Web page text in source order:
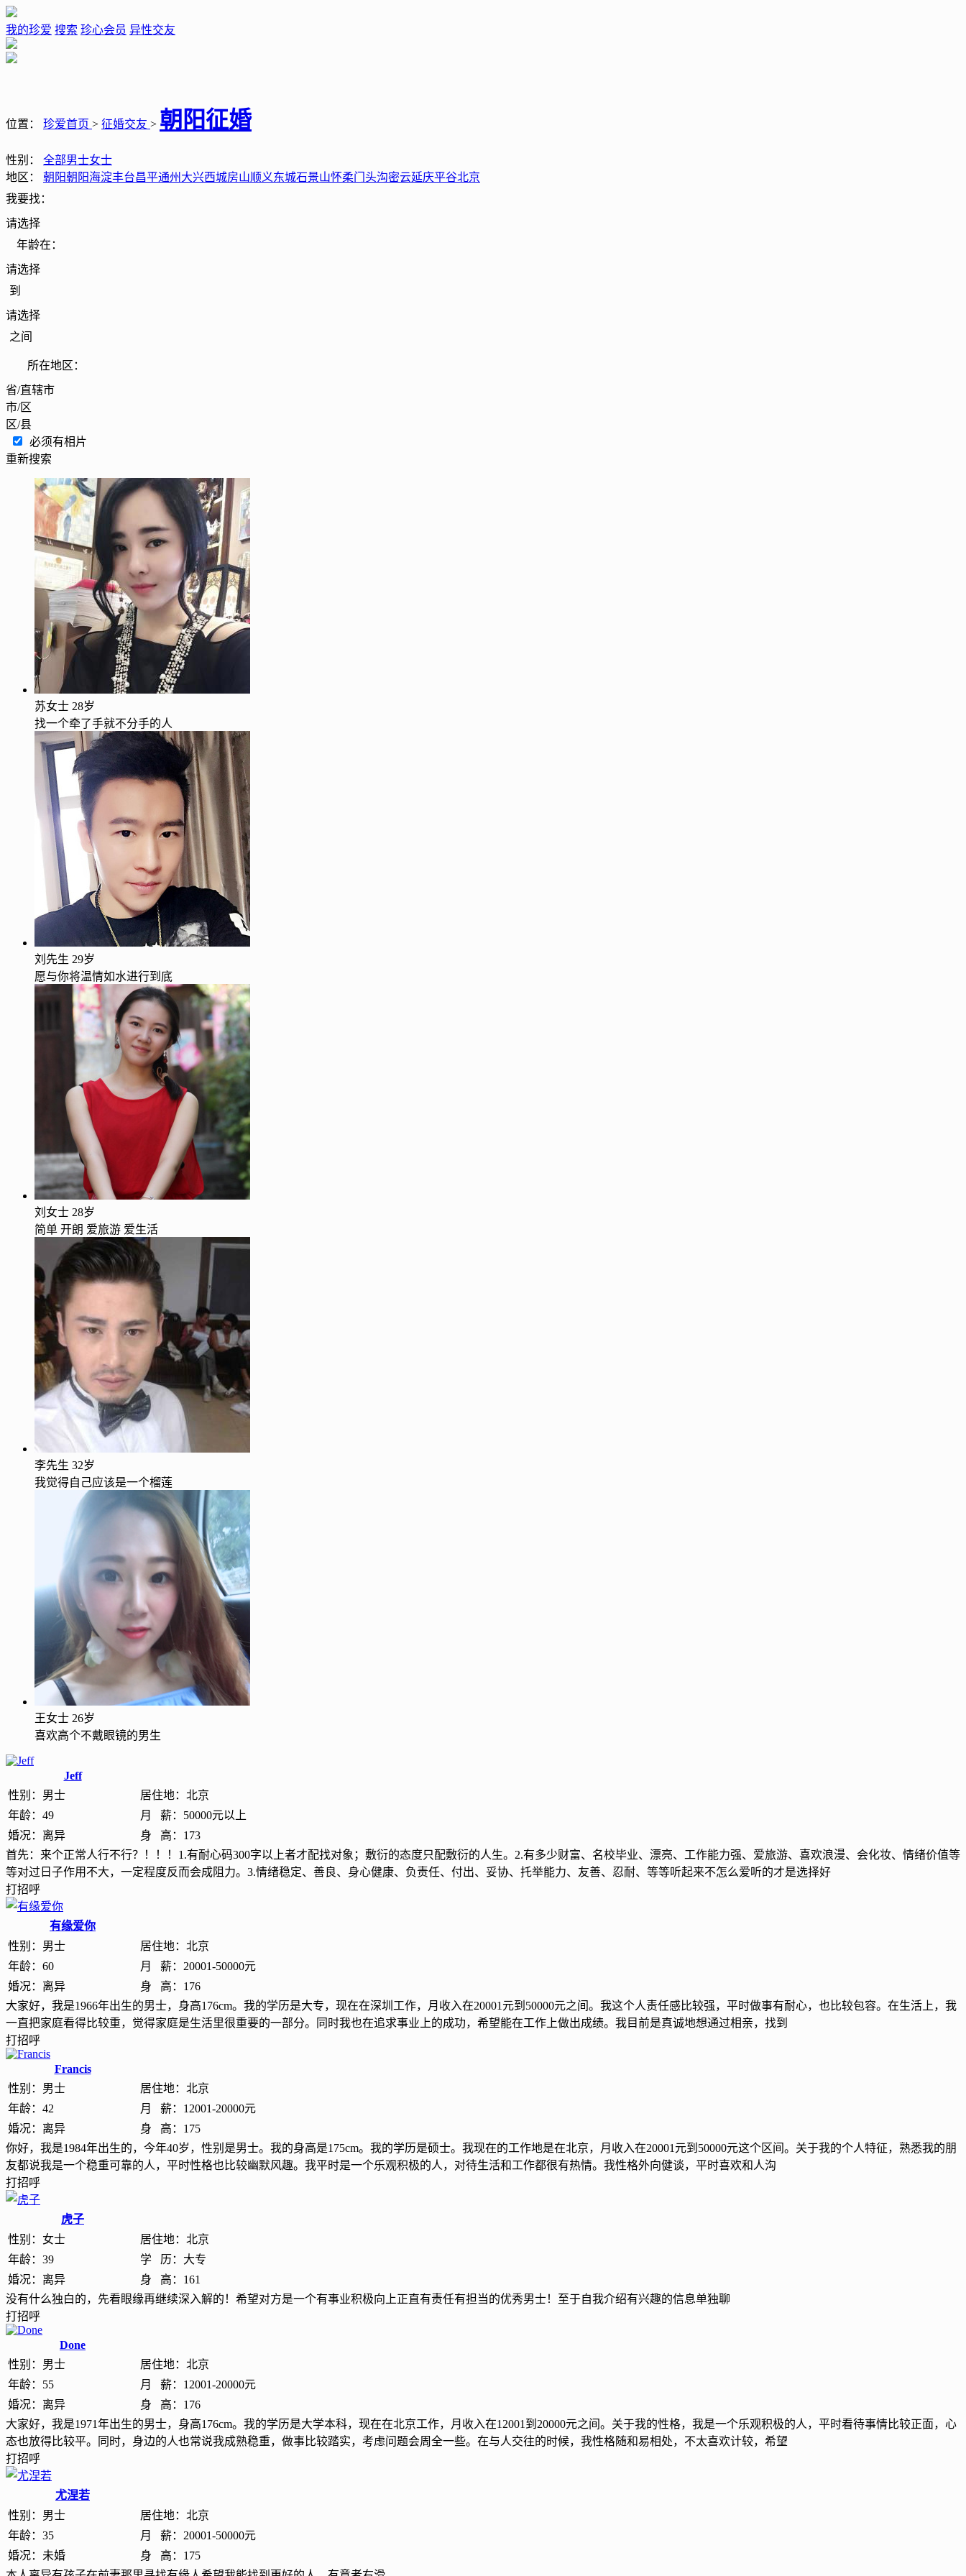
我的珍爱 搜索 珍心会员 异性交友
位置： 珍爱首页 > 征婚交友 > 朝阳征婚
性别： 全部男士女士
地区：
朝阳朝阳海淀丰台昌平通州 大兴西城房山顺义东城石景山怀柔门头沟密云延庆平谷北京
我要找：
请选择
年龄在：
请选择
到
请选择
之间
所在地区：
省/直辖市
市/区
区/县
必须有相片
重新搜索
苏女士 28岁
找一个牵了手就不分手的人
刘先生 29岁
愿与你将温情如水进行到底
刘女士 28岁
简单 开朗 爱旅游 爱生活
李先生 32岁
我觉得自己应该是一个榴莲
王女士 26岁
喜欢高个不戴眼镜的男生
Jeff
性别： 男士 居住地： 北京
年龄： 49 月 薪： 50000元以上
婚况： 离异 身 高： 173
首先：来个正常人行不行？！！！1.有耐心码300字以上者才配找对象；敷衍的态度只配敷衍的人生。2.有多少财富、名校毕业、漂亮、工作能力强、爱旅游、喜欢浪漫、会化妆、情绪价值等
等对过日子作用不大，一定程度反而会成阻力。3.情绪稳定、善良、身心健康、负责任、付出、妥协、托举能力、友善、忍耐、等等听起来不怎么爱听的才是选择好
打招呼
有缘爱你
性别： 男士 居住地： 北京
年龄： 60 月 薪： 20001-50000元
婚况： 离异 身 高： 176
大家好，我是1966年出生的男士，身高176cm。我的学历是大专，现在在深圳工作，月收入在20001元到50000元之间。我这个人责任感比较强，平时做事有耐心，也比较包容。在生活上，我
一直把家庭看得比较重，觉得家庭是生活里很重要的一部分。同时我也在追求事业上的成功，希望能在工作上做出成绩。我目前是真诚地想通过相亲，找到
打招呼
Francis
性别： 男士 居住地： 北京
年龄： 42 月 薪： 12001-20000元
婚况： 离异 身 高： 175
你好，我是1984年出生的，今年40岁，性别是男士。我的身高是175cm。我的学历是硕士。我现在的工作地是在北京，月收入在20001元到50000元这个区间。关于我的个人特征，熟悉我的朋
友都说我是一个稳重可靠的人，平时性格也比较幽默风趣。我平时是一个乐观积极的人，对待生活和工作都很有热情。我性格外向健谈，平时喜欢和人沟
打招呼
虎子
性别： 女士 居住地： 北京
年龄： 39 学 历： 大专
婚况： 离异 身 高： 161
没有什么独白的，先看眼缘再继续深入解的！希望对方是一个有事业积极向上正直有责任有担当的优秀男士！至于自我介绍有兴趣的信息单独聊
打招呼
Done
性别： 男士 居住地： 北京
年龄： 55 月 薪： 12001-20000元
婚况： 离异 身 高： 176
大家好，我是1971年出生的男士，身高176cm。我的学历是大学本科，现在在北京工作，月收入在12001到20000元之间。关于我的性格，我是一个乐观积极的人，平时看待事情比较正面，心
态也放得比较平。同时，身边的人也常说我成熟稳重，做事比较踏实，考虑问题会周全一些。在与人交往的时候，我性格随和易相处，不太喜欢计较，希望
打招呼
尤涅若
性别： 男士 居住地： 北京
年龄： 35 月 薪： 20001-50000元
婚况： 未婚 身 高： 175